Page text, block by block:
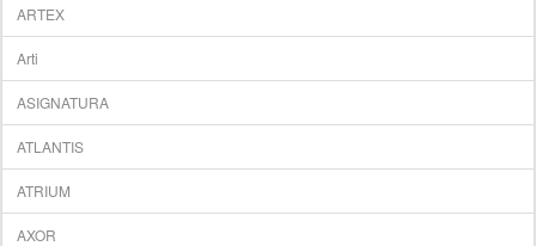
ARTEX
Arti
ASIGNATURA
ATLANTIS
ATRIUM
AXOR